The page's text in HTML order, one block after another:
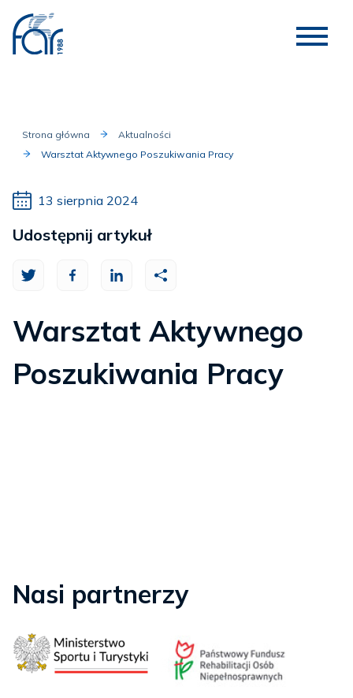
Strona główna
Aktualności
Warsztat Aktywnego Poszukiwania Pracy
13 sierpnia 2024
Warsztat Aktywnego
Poszukiwania Pracy
Udostępnij artykuł
Nasi partnerzy